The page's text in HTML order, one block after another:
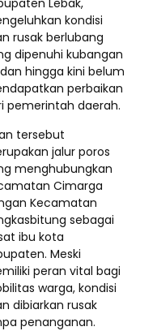
kondisi
rusak berlubang
dipenuhi kubangan
hingga kini belum
perbaikan
pemerintah daerah.
tersebut
jalur poros
menghubungkan
Cimarga
Kecamatan
sebagai
ibu kota
Meski
peran vital bagi
warga, kondisi
dibiarkan rusak
penanganan.